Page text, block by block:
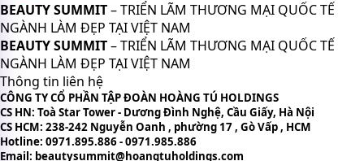
BEAUTY SUMMIT– TRIỂN LÃM THƯƠNG MẠI QUỐC TẾ
NGÀNH LÀM ĐẸP TẠI VIỆT NAM
BEAUTY SUMMIT– TRIỂN LÃM THƯƠNG MẠI QUỐC TẾ
NGÀNH LÀM ĐẸP TẠI VIỆT NAM
Thông tin liên hệ
CÔNG TY CỔ PHẦN TẬP ĐOÀN HOÀNG TÚ HOLDINGS
CS HN: Toà Star Tower - Dương Đình Nghệ, Cầu Giấy, Hà Nội
CS HCM: 238-242 Nguyễn Oanh , phường 17 , Gò Vấp , HCM
Hotline: 0971.895.886 - 0971.985.886
Email: beautysummit@hoangtuholdings.com